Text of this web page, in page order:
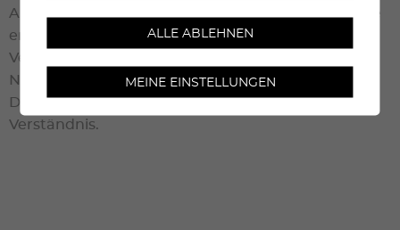
Aus Sicherheitsgründen sind private Drohnenflüge
entlang der Strecke sowie im gesamten
Veranstaltungsbereich streng untersagt.
Nur von der Veranstaltungsleitung genehmigte
Drohnen sind erlaubt. Vielen Dank für Ihr
Verständnis.
ALLE ABLEHNEN
MEINE EINSTELLUNGEN